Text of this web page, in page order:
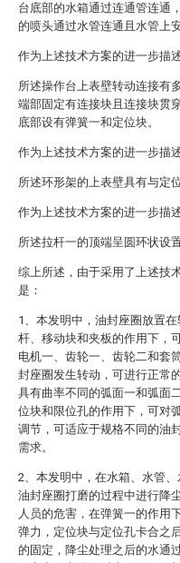
台底部的水箱通过连通管连通
的喷头通过水管连通且水管上
作为上述技术方案的进一步描
所述操作台上表壁转动连接有
端部固定有连接块且连接块贯
底部设有弹簧一和定位块。
作为上述技术方案的进一步描
所述环形架的上表壁具有与定
作为上述技术方案的进一步描
所述拉杆一的顶端呈圆环状设置
综上所述，由于采用了上述技
是：
1、本发明中，油封座圈放置
杆、移动块和夹板的作用下，
电机一、齿轮一、齿轮二和套
封座圈发生转动，可进行正常
具有曲率不同的弧面一和弧面
位块和限位孔的作用下，可对
调节，可适应于规格不同的油
需求。
2、本发明中，在水箱、水管
油封座圈打磨的过程中进行降
人员的危害，在弹簧一的作用
弹力，定位块与定位孔卡合之
的固定，降尘处理之后的水通